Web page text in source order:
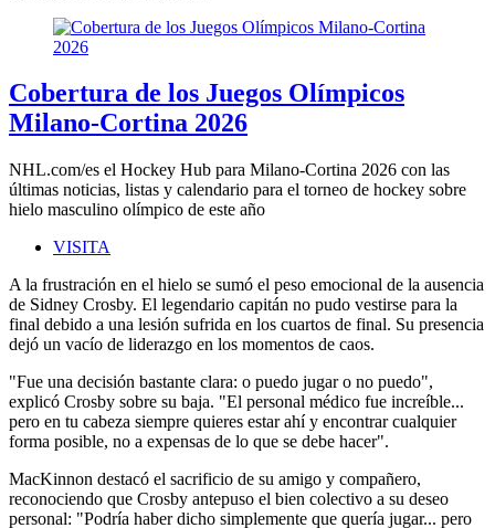
Cobertura de los Juegos Olímpicos
Milano-Cortina 2026
NHL.com/es el Hockey Hub para Milano-Cortina 2026 con las
últimas noticias, listas y calendario para el torneo de hockey sobre
hielo masculino olímpico de este año
VISITA
A la frustración en el hielo se sumó el peso emocional de la ausencia
de Sidney Crosby. El legendario capitán no pudo vestirse para la
final debido a una lesión sufrida en los cuartos de final. Su presencia
dejó un vacío de liderazgo en los momentos de caos.
"Fue una decisión bastante clara: o puedo jugar o no puedo",
explicó Crosby sobre su baja. "El personal médico fue increíble...
pero en tu cabeza siempre quieres estar ahí y encontrar cualquier
forma posible, no a expensas de lo que se debe hacer".
MacKinnon destacó el sacrificio de su amigo y compañero,
reconociendo que Crosby antepuso el bien colectivo a su deseo
personal: "Podría haber dicho simplemente que quería jugar... pero